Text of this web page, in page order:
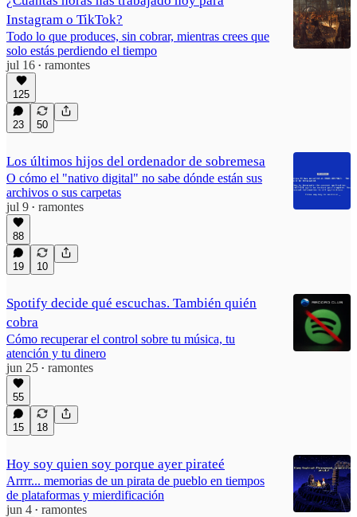
Instagram o TikTok?
Todo lo que produces, sin cobrar, mientras crees que
solo estás perdiendo el tiempo
jul 16 • ramontes
125
23 50
Los últimos hijos del ordenador de sobremesa
O cómo el "nativo digital" no sabe dónde están sus
archivos o sus carpetas
jul 9 • ramontes
88
19 10
Spotify decide qué escuchas. También quién
cobra
Cómo recuperar el control sobre tu música, tu
atención y tu dinero
jun 25 • ramontes
55
15 18
Hoy soy quien soy porque ayer pirateé
Arrrr... memorias de un pirata de pueblo en tiempos
de plataformas y mierdificación
jun 4 • ramontes